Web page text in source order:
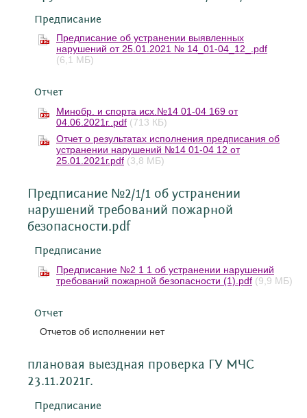
Предписание
Предписание об устранении выявленных
нарушений от 25.01.2021 № 14_01-04_12_.pdf
(6,1 МБ)
Отчет
Минобр. и спорта исх.№14 01-04 169 от
04.06.2021г..pdf (713 КБ)
Отчет о результатах исполнения предписания об
устранении нарушений №14 01-04 12 от
25.01.2021г.pdf (3,8 МБ)
Предписание №2/1/1 об устранении
нарушений требований пожарной
безопасности.pdf
Предписание
Предписание №2 1 1 об устранении нарушений
требований пожарной безопасности (1).pdf (9,9 МБ)
Отчет
Отчетов об исполнении нет
плановая выездная проверка ГУ МЧС
23.11.2021г.
Предписание